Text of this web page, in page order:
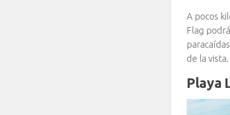
A pocos
Flag
de la vista.
Playa